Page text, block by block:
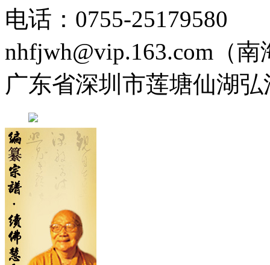
电话：0755-25179580
nhfjwh@vip.163.com（南
广东省深圳市莲塘仙湖弘